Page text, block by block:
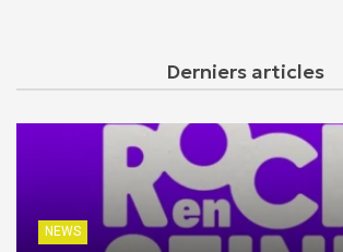
Derniers articles
NEWS